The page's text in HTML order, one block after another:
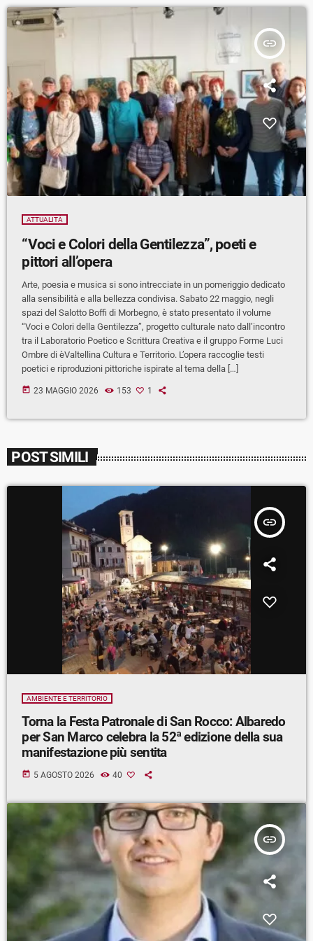
insert_link
ATTUALITÀ
“Voci e Colori della Gentilezza”, poeti e
pittori all’opera
Arte, poesia e musica si sono intrecciate in un pomeriggio dedicato
alla sensibilità e alla bellezza condivisa. Sabato 22 maggio, negli
spazi del Salotto Boffi di Morbegno, è stato presentato il volume
“Voci e Colori della Gentilezza”, progetto culturale nato dall’incontro
tra il Laboratorio Poetico e Scrittura Creativa e il gruppo Forme Luci
Ombre di èValtellina Cultura e Territorio. L’opera raccoglie testi
poetici e riproduzioni pittoriche ispirate al tema della […]
today 23 MAGGIO 2026 153 1
POST SIMILI
insert_link
AMBIENTE E TERRITORIO
Torna la Festa Patronale di San Rocco: Albaredo
per San Marco celebra la 52ª edizione della sua
manifestazione più sentita
today 5 AGOSTO 2026 40
insert_link